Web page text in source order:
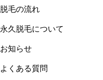
脱毛の流れ
永久脱毛について
お知らせ
よくある質問